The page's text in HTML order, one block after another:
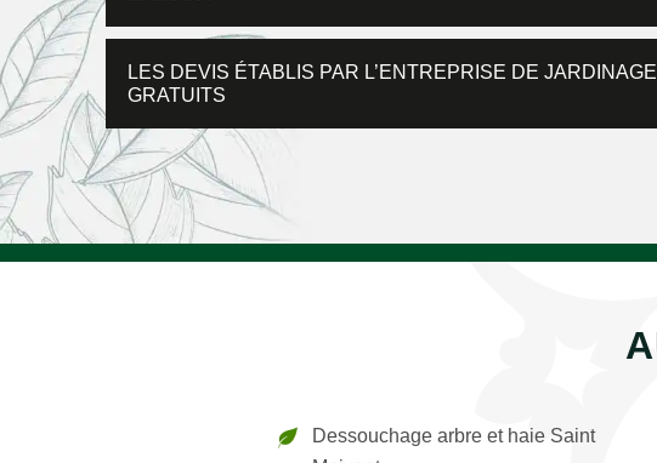
LES DEVIS ÉTABLIS PAR L’ENTREPRISE DE
GRATUITS
Dessouchage arbre et haie Saint